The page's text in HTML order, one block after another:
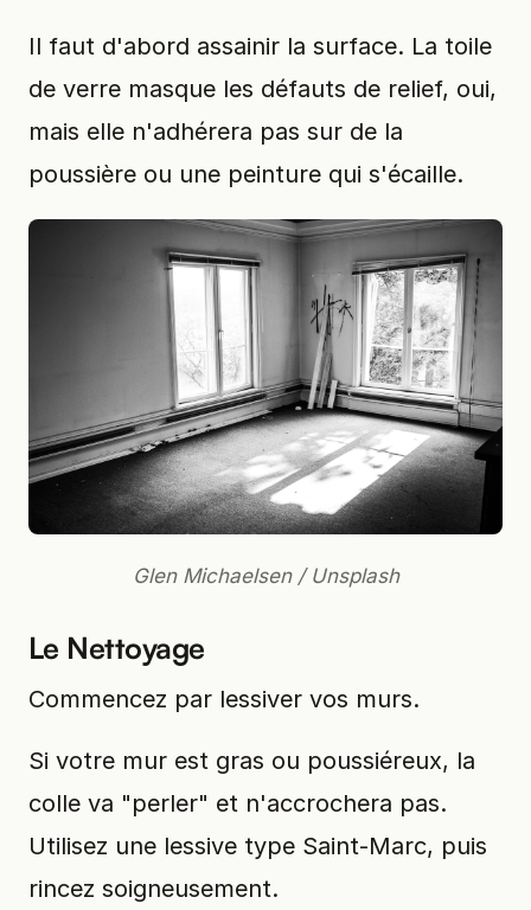
Il faut d'abord assainir la surface. La toile
de verre masque les défauts de relief, oui,
mais elle n'adhérera pas sur de la
poussière ou une peinture qui s'écaille.
Glen Michaelsen / Unsplash
Le Nettoyage
Commencez par lessiver vos murs.
Si votre mur est gras ou poussiéreux, la
colle va "perler" et n'accrochera pas.
Utilisez une lessive type Saint-Marc, puis
rincez soigneusement.